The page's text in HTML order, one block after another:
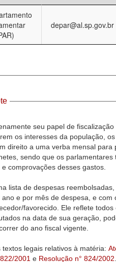
depar@al.sp.gov.br
seu papel de fiscalização
os interesses da população, os
direito a uma verba mensal para
sendo que os parlamentares
comprovações desses gastos.
lista de despesas reembolsadas,
e por mês de despesa, e com
favorecido. Ele reflete todos
na data de sua geração,
do ano fiscal vigente.
legais relativos à matéria:
2001 e Resolução n° 824/2002